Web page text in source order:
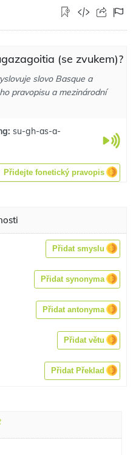
(se zvukem)?
slovo Basque a
pravopisu a mezinárodní
su-gh-as-a-
Přidejte fonetický pravopis
Přidat smyslu
Přidat synonyma
Přidat antonyma
Přidat větu
Přidat Překlad